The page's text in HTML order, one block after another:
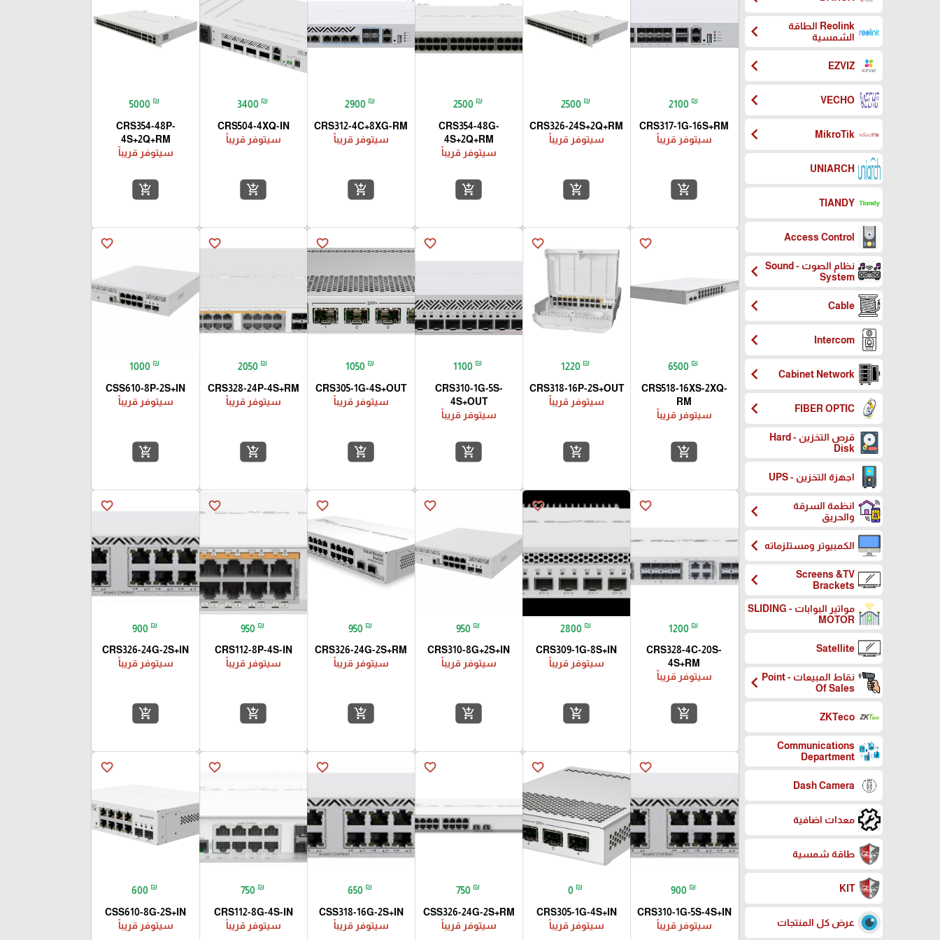
Reolink الطاقة
الشمسية
chevron_left
EZVIZ
chevron_left
VECHO
chevron_left
MikroTik
chevron_left
UNIARCH
TIANDY
Access Control
نظام الصوت - Sound
System
chevron_left
Cable
chevron_left
Intercom
chevron_left
Cabinet Network
chevron_left
FIBER OPTIC
chevron_left
قرص التخزين - Hard
Disk
اجهزة التخزين - UPS
انظمة السرقة
والحريق
chevron_left
الكمبيوتر ومستلزماتهchevron_left
Screens &TV
Brackets
chevron_left
مواتير البوابات - SLIDING
MOTOR
Satellite
نقاط المبيعات - Point
Of Sales
chevron_left
ZKTeco
Communications
Department
Dash Camera
معدات اضافية
طاقة شمسية
KIT
عرض كل المنتجات
2100 ₪
CRS317-1G-16S+RM
سيتوفر قريباً
add_shopping_cart
2500 ₪
CRS326-24S+2Q+RM
سيتوفر قريباً
add_shopping_cart
2500 ₪
CRS354-48G-
4S+2Q+RM
سيتوفر قريباً
add_shopping_cart
2900 ₪
CRS312-4C+8XG-RM
سيتوفر قريباً
add_shopping_cart
3400 ₪
CRS504-4XQ-IN
سيتوفر قريباً
add_shopping_cart
5000 ₪
CRS354-48P-
4S+2Q+RM
سيتوفر قريباً
add_shopping_cart
favorite_border
6500 ₪
CRS518-16XS-2XQ-
RM
سيتوفر قريباً
add_shopping_cart
favorite_border
1220 ₪
CRS318-16P-2S+OUT
سيتوفر قريباً
add_shopping_cart
favorite_border
1100 ₪
CRS310-1G-5S-
4S+OUT
سيتوفر قريباً
add_shopping_cart
favorite_border
1050 ₪
CRS305-1G-4S+OUT
سيتوفر قريباً
add_shopping_cart
favorite_border
2050 ₪
CRS328-24P-4S+RM
سيتوفر قريباً
add_shopping_cart
favorite_border
1000 ₪
CSS610-8P-2S+IN
سيتوفر قريباً
add_shopping_cart
favorite_border
1200 ₪
CRS328-4C-20S-
4S+RM
سيتوفر قريباً
add_shopping_cart
favorite_border
2800 ₪
CRS309-1G-8S+IN
سيتوفر قريباً
add_shopping_cart
favorite_border
950 ₪
CRS310-8G+2S+IN
سيتوفر قريباً
add_shopping_cart
favorite_border
950 ₪
CRS326-24G-2S+RM
سيتوفر قريباً
add_shopping_cart
favorite_border
950 ₪
CRS112-8P-4S-IN
سيتوفر قريباً
add_shopping_cart
favorite_border
900 ₪
CRS326-24G-2S+IN
سيتوفر قريباً
add_shopping_cart
favorite_border
900 ₪
CRS310-1G-5S-4S+IN
سيتوفر قريباً
favorite_border
0 ₪
CRS305-1G-4S+IN
سيتوفر قريباً
favorite_border
750 ₪
CSS326-24G-2S+RM
سيتوفر قريباً
favorite_border
650 ₪
CSS318-16G-2S+IN
سيتوفر قريباً
favorite_border
750 ₪
CRS112-8G-4S-IN
سيتوفر قريباً
favorite_border
600 ₪
CSS610-8G-2S+IN
سيتوفر قريباً